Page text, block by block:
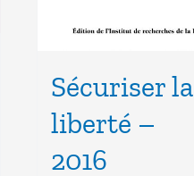
Sécuriser la
liberté –
2016